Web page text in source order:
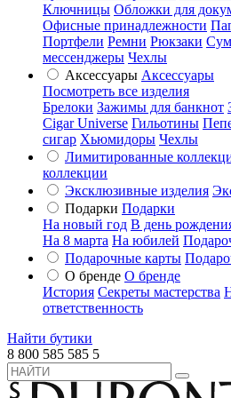
Ключницы Обложки для
Офисные принадлежности
Портфели Ремни Рюкзаки
мессенджеры Чехлы
Аксессуары Аксессуары
Посмотреть все изделия
Брелоки Зажимы для банкнот
Cigar Universe Гильотины
сигар Хьюмидоры Чехлы
Лимитированные
коллекции
Эксклюзивные изделия
Подарки Подарки
На новый год В день
На 8 марта На юбилей
Подарочные карты
О бренде О бренде
История Секреты мастерства
ответственность
Найти бутики
8 800 585 585 5